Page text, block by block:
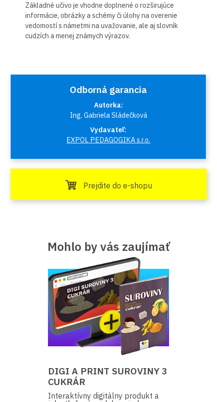
Základné učivo je vhodne doplnené o rozširujúce
informácie, obrázky a schémy či úlohy na overenie
vedomostí s námetmi na uvažovanie, ale aj slovník
cudzích a menej známych výrazov.
Odborná garancia
Autorka:
Ing. Gabriela Sládečková
Vydavateľ:
EXPOL PEDAGOGIKA s.r.o.
Prejdite do e-shopu
Mohlo by vás zaujímať
DIGI A PRINT SUROVINY 3
CUKRÁR
Interaktívny digitálny produkt a